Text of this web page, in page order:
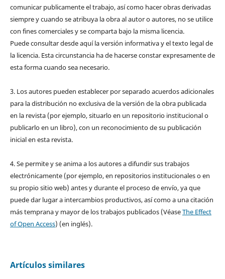
comunicar publicamente el trabajo, así como hacer obras derivadas
siempre y cuando se atribuya la obra al autor o autores, no se utilice
con fines comerciales y se comparta bajo la misma licencia.
Puede consultar desde aquí la versión informativa y el texto legal de
la licencia. Esta circunstancia ha de hacerse constar expresamente de
esta forma cuando sea necesario.
3. Los autores pueden establecer por separado acuerdos adicionales
para la distribución no exclusiva de la versión de la obra publicada
en la revista (por ejemplo, situarlo en un repositorio institucional o
publicarlo en un libro), con un reconocimiento de su publicación
inicial en esta revista.
4. Se permite y se anima a los autores a difundir sus trabajos
electrónicamente (por ejemplo, en repositorios institucionales o en
su propio sitio web) antes y durante el proceso de envío, ya que
puede dar lugar a intercambios productivos, así como a una citación
más temprana y mayor de los trabajos publicados (VéaseThe Effect
of Open Access) (en inglés).
Artículos similares